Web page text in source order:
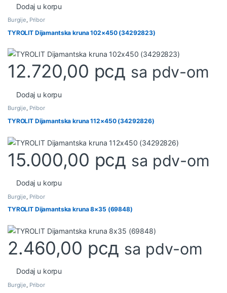
Dodaj u korpu
Burgije, Pribor
TYROLIT Dijamantska kruna 102×450 (34292823)
12.720,00 рсд sa pdv-om
Dodaj u korpu
Burgije, Pribor
TYROLIT Dijamantska kruna 112×450 (34292826)
15.000,00 рсд sa pdv-om
Dodaj u korpu
Burgije Pribor
TYROLIT Dijamantska kruna 8×35 (69848)
2.460,00 рсд sa pdv-om
Dodaj u korpu
Burgije, Pribor